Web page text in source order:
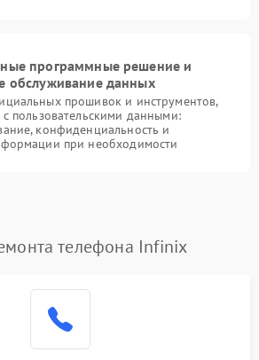
программные решение и
обслуживание данных
прошивок и инструментов,
пользовательскими данными:
конфиденциальность и
при необходимости
телефона Infinix